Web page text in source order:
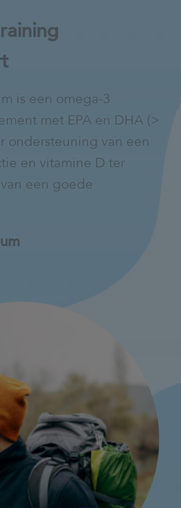
is een omega-3
met EPA en DHA (>
ondersteuning van een
en vitamine D ter
een goede